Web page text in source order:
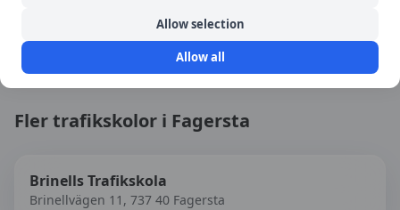
Krylbo Trafikskola→
Fler trafikskolor i Fagersta
Brinells Trafikskola
Brinellvägen 11, 737 40 Fagersta
Allow selection
Allow all